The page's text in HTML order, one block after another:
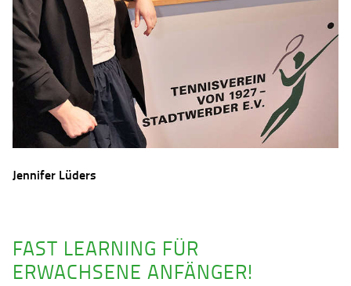
Jennifer Lüders
FAST LEARNING FÜR
ERWACHSENE ANFÄNGER!